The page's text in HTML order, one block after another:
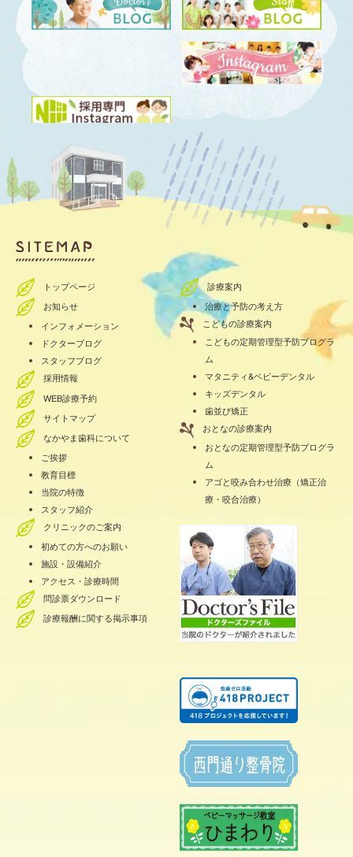
トップページ
お知らせ
インフォメーション
ドクターブログ
スタッフブログ
採用情報
WEB診療予約
サイトマップ
なかやま歯科について
ご挨拶
教育目標
当院の特徴
スタッフ紹介
クリニックのご案内
初めての方へのお願い
施設・設備紹介
アクセス・診療時間
問診票ダウンロード
診療報酬に関する掲示事項
診療案内
治療と予防の考え方
こどもの診療案内
こどもの定期管理型予防プログラ
ム
マタニティ&ベビーデンタル
キッズデンタル
歯並び矯正
おとなの診療案内
おとなの定期管理型予防プログラ
ム
アゴと咬み合わせ治療（矯正治
療・咬合治療）